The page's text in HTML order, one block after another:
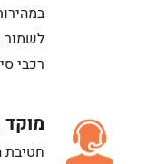
לשמור
רכבי
חטיבת